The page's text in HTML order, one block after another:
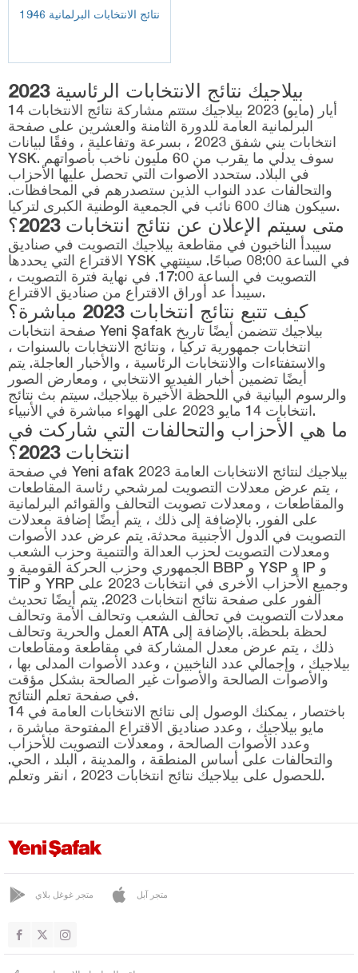
نتائج الانتخابات البرلمانية 1946
بيلاجيك نتائج الانتخابات الرئاسية 2023
14 أيار (مايو) 2023 بيلاجيك ستتم مشاركة نتائج الانتخابات
البرلمانية العامة للدورة الثامنة والعشرين على صفحة
انتخابات يني شفق 2023 ، بسرعة وتفاعلية ، وفقًا لبيانات
YSK. سوف يدلي ما يقرب من 60 مليون ناخب بأصواتهم
في البلاد. ستحدد الأصوات التي تحصل عليها الأحزاب
والتحالفات عدد النواب الذين ستصدرهم في المحافظات.
سيكون هناك 600 نائب في الجمعية الوطنية الكبرى لتركيا.
متى سيتم الإعلان عن نتائج انتخابات 2023؟
سيبدأ الناخبون في مقاطعة بيلاجيك التصويت في صناديق
الاقتراع التي يحددها YSK في الساعة 08:00 صباحًا. سينتهي
التصويت في الساعة 17:00. في نهاية فترة التصويت ،
سيبدأ عد أوراق الاقتراع من صناديق الاقتراع.
كيف تتبع نتائج انتخابات 2023 مباشرة؟
صفحة انتخابات Yeni Şafak بيلاجيك تتضمن أيضًا تاريخ
انتخابات جمهورية تركيا ، ونتائج الانتخابات بالسنوات ،
والاستفتاءات والانتخابات الرئاسية ، والأخبار العاجلة. يتم
أيضًا تضمين أخبار الفيديو الانتخابي ، ومعارض الصور
والرسوم البيانية في اللحظة الأخيرة بيلاجيك. سيتم بث نتائج
انتخابات 14 مايو 2023 على الهواء مباشرة في الأنبياء.
ما هي الأحزاب والتحالفات التي شاركت في
انتخابات 2023؟
في صفحة Yeni afak بيلاجيك لنتائج الانتخابات العامة 2023
، يتم عرض معدلات التصويت لمرشحي رئاسة المقاطعات
والمقاطعات ، ومعدلات تصويت التحالف والقوائم البرلمانية
على الفور. بالإضافة إلى ذلك ، يتم أيضًا إضافة معدلات
التصويت في الدول الأجنبية محدثة. يتم عرض عدد الأصوات
ومعدلات التصويت لحزب العدالة والتنمية وحزب الشعب
الجمهوري وحزب الحركة القومية و BBP و YSP و IP و
TİP و YRP وجميع الأحزاب الأخرى في انتخابات 2023 على
الفور على صفحة نتائج انتخابات 2023. يتم أيضًا تحديث
معدلات التصويت في تحالف الشعب وتحالف الأمة وتحالف
العمل والحرية وتحالف ATA لحظة بلحظة. بالإضافة إلى
ذلك ، يتم عرض معدل المشاركة في مقاطعة ومقاطعات
بيلاجيك ، وإجمالي عدد الناخبين ، وعدد الأصوات المدلى بها ،
والأصوات الصالحة والأصوات غير الصالحة بشكل مؤقت
في صفحة تعلم النتائج.
باختصار ، يمكنك الوصول إلى نتائج الانتخابات العامة في 14
مايو بيلاجيك ، وعدد صناديق الاقتراع المفتوحة مباشرة ،
وعدد الأصوات الصالحة ، ومعدلات التصويت للأحزاب
والتحالفات على أساس المنطقة ، والمدينة ، البلد ، الحي.
للحصول على بيلاجيك نتائج انتخابات 2023 ، انقر وتعلم.
متجر غوغل بلاي متجر آبل